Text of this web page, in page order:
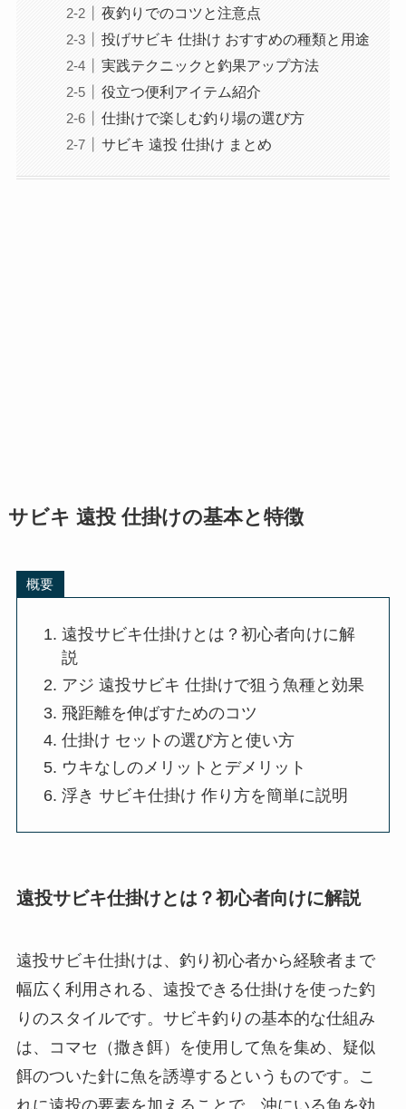
夜釣りでのコツと注意点
投げサビキ 仕掛け おすすめの種類と用途
実践テクニックと釣果アップ方法
役立つ便利アイテム紹介
仕掛けで楽しむ釣り場の選び方
サビキ 遠投 仕掛け まとめ
サビキ 遠投 仕掛けの基本と特徴
概要
遠投サビキ仕掛けとは？初心者向けに解
説
アジ 遠投サビキ 仕掛けで狙う魚種と効果
飛距離を伸ばすためのコツ
仕掛け セットの選び方と使い方
ウキなしのメリットとデメリット
浮き サビキ仕掛け 作り方を簡単に説明
遠投サビキ仕掛けとは？初心者向けに解説
遠投サビキ仕掛けは、釣り初心者から経験者まで
幅広く利用される、遠投できる仕掛けを使った釣
りのスタイルです。サビキ釣りの基本的な仕組み
は、コマセ（撒き餌）を使用して魚を集め、疑似
餌のついた針に魚を誘導するというものです。こ